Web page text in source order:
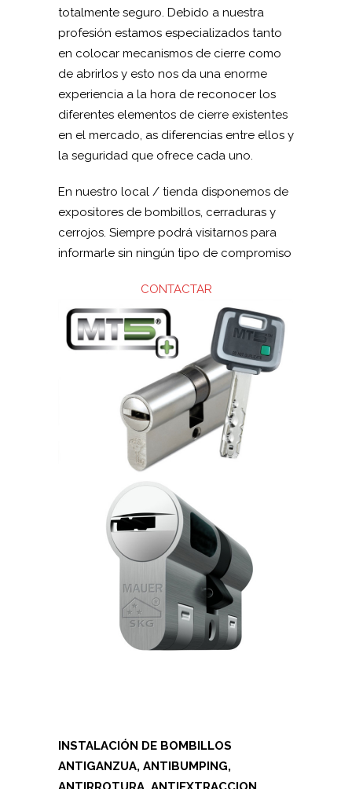
totalmente seguro. Debido a nuestra
profesión estamos especializados tanto
en colocar mecanismos de cierre como
de abrirlos y esto nos da una enorme
experiencia a la hora de reconocer los
diferentes elementos de cierre existentes
en el mercado, as diferencias entre ellos y
la seguridad que ofrece cada uno.
En nuestro local / tienda disponemos de
expositores de bombillos, cerraduras y
cerrojos. Siempre podrá visitarnos para
informarle sin ningún tipo de compromiso
CONTACTAR
INSTALACIÓN DE BOMBILLOS
ANTIGANZUA, ANTIBUMPING,